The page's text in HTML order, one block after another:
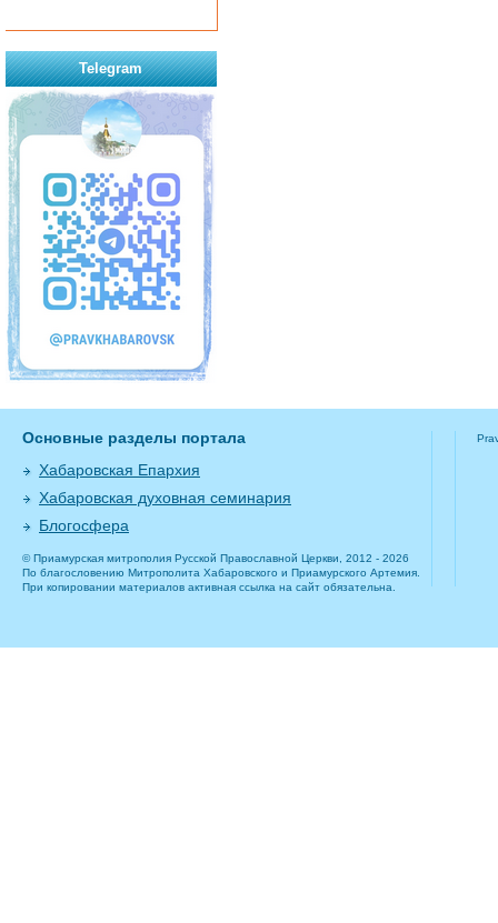
Telegram
Основные разделы портала
Хабаровская Епархия
Хабаровская духовная семинария
Блогосфера
© Приамурская митрополия Русской Православной Церкви, 2012 - 2026
По благословению Митрополита Хабаровского и Приамурского Артемия.
При копировании материалов активная ссылка на сайт обязательна.